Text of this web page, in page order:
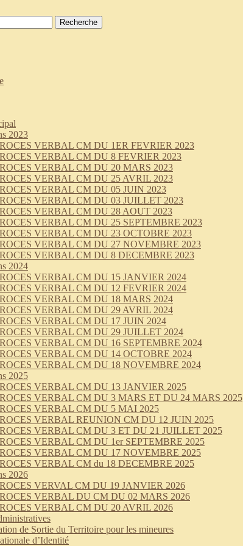
de-Curtille
2023
VERBAL CM DU 1ER FEVRIER 2023
VERBAL CM DU 8 FEVRIER 2023
VERBAL CM DU 20 MARS 2023
VERBAL CM DU 25 AVRIL 2023
VERBAL CM DU 05 JUIN 2023
VERBAL CM DU 03 JUILLET 2023
VERBAL CM DU 28 AOUT 2023
VERBAL CM DU 25 SEPTEMBRE 2023
VERBAL CM DU 23 OCTOBRE 2023
VERBAL CM DU 27 NOVEMBRE 2023
VERBAL CM DU 8 DECEMBRE 2023
2024
VERBAL CM DU 15 JANVIER 2024
VERBAL CM DU 12 FEVRIER 2024
VERBAL CM DU 18 MARS 2024
VERBAL CM DU 29 AVRIL 2024
VERBAL CM DU 17 JUIN 2024
VERBAL CM DU 29 JUILLET 2024
VERBAL CM DU 16 SEPTEMBRE 2024
VERBAL CM DU 14 OCTOBRE 2024
VERBAL CM DU 18 NOVEMBRE 2024
2025
VERBAL CM DU 13 JANVIER 2025
VERBAL CM DU 3 MARS ET DU 24 MARS 2025
VERBAL CM DU 5 MAI 2025
VERBAL REUNION CM DU 12 JUIN 2025
VERBAL CM DU 3 ET DU 21 JUILLET 2025
VERBAL CM DU 1er SEPTEMBRE 2025
VERBAL CM DU 17 NOVEMBRE 2025
VERBAL CM du 18 DECEMBRE 2025
2026
VERVAL CM DU 19 JANVIER 2026
VERBAL DU CM DU 02 MARS 2026
VERBAL CM DU 20 AVRIL 2026
de Sortie du Territoire pour les mineures
d’Identité